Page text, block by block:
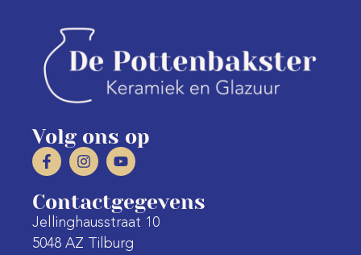
Volg ons op
Contactgegevens
Jellinghausstraat 10
5048 AZ Tilburg